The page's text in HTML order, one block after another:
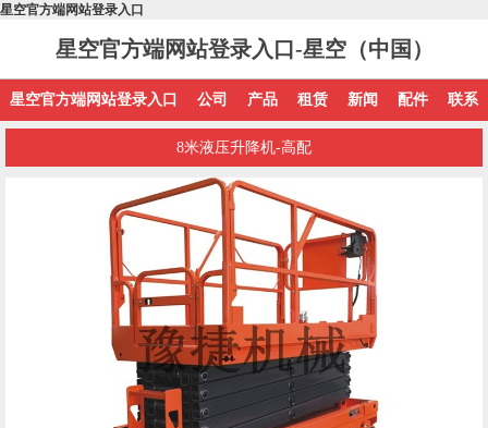
星空官方端网站登录入口
星空官方端网站登录入口-星空（中国）
星空官方端网站登录入口 公司 产品 租赁 新闻 配件 联系
8米液压升降机-高配